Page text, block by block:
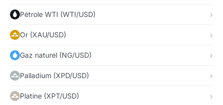
Pétrole WTI (WTI/USD)
Or (XAU/USD)
Gaz naturel (NG/USD)
Palladium (XPD/USD)
Platine (XPT/USD)